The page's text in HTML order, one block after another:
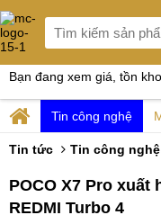
Bạn đang xem giá, tồn
Tin công nghệ
Tin tức Tin công nghệ
POCO X7 Pro
REDMI Turbo 4